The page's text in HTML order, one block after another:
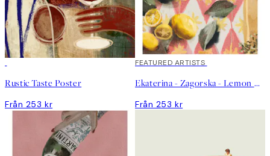
Rustic Taste Poster
Från 253 kr
FEATURED ARTISTS
Ekaterina - Zagorska - Lemon Cocktail Poster
Från 253 kr